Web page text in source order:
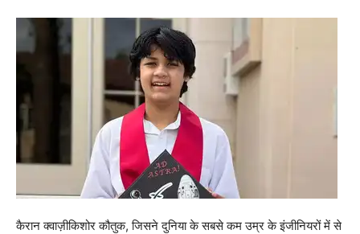
कैरान क्वाज़ीकिशोर कौतुक, जिसने दुनिया के सबसे कम उम्र के इंजीनियरों में से